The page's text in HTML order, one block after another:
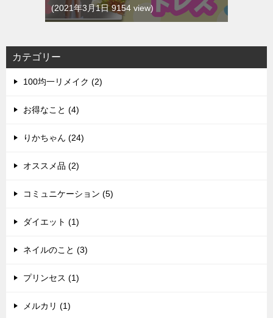
2021年3月1日 9154 view
カテゴリー
100均一リメイク (2)
お得なこと (4)
りかちゃん (24)
オススメ品 (2)
コミュニケーション (5)
ダイエット (1)
ネイルのこと (3)
プリンセス (1)
メルカリ (1)